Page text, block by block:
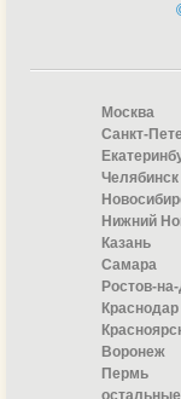
Москва
Санкт-
Челябинск
Нижний
Казань
Самара
Ростов-
Краснодар
Воронеж
Пермь